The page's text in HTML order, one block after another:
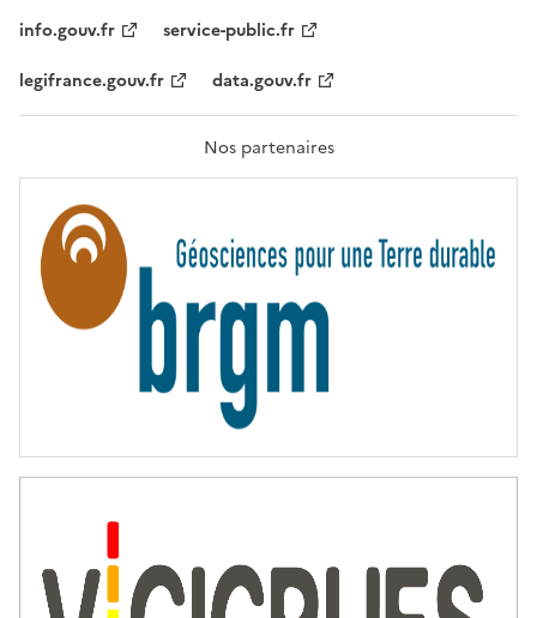
F
A
T
R
T
É
info.gouv.fr
service-public.fr
legifrance.gouv.fr
data.gouv.fr
Nos partenaires